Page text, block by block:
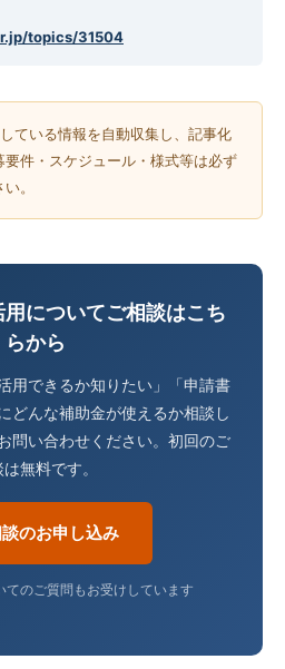
topics/31504
ている情報を自動収集し、記事化
要件・スケジュール・様式等は必ず
。
についてご相談はこち
らから
用できるか知りたい」「申請書
どんな補助金が使えるか相談し
問い合わせください。初回のご
無料です。
のお申し込み
のご質問もお受けしています